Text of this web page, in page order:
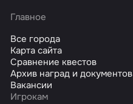
Главное
Все города
Карта сайта
Сравнение квестов
Архив наград и документов
Вакансии
Игрокам